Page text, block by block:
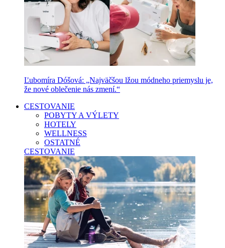
Ľubomíra Dóšová: „Najväčšou lžou módneho priemyslu je,
že nové oblečenie nás zmení.“
CESTOVANIE
POBYTY A VÝLETY
HOTELY
WELLNESS
OSTATNÉ
CESTOVANIE